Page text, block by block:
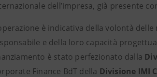
dell’impresa, già presente
è indicativa della volontà
e della loro capacità
è stato perfezionato dalla
Finance BdT della Divisione IMI